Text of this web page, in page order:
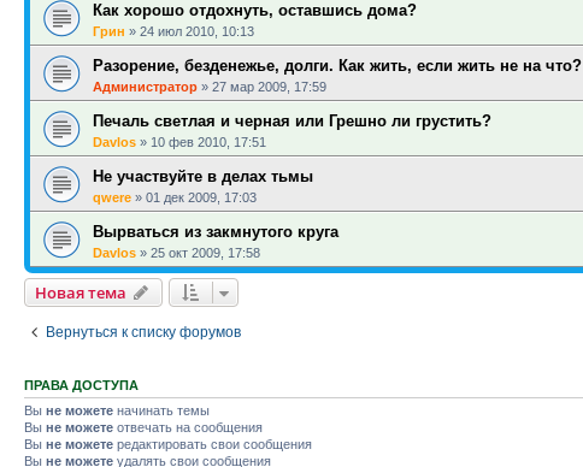
Как хорошо отдохнуть, оставшись дома?
Грин » 24 июл 2010, 10:13
Разорение, безденежье, долги. Как жить, если жить не на что?
Администратор » 27 мар 2009, 17:59
Печаль светлая и черная или Грешно ли грустить?
Davlos » 10 фев 2010, 17:51
Не участвуйте в делах тьмы
qwere » 01 дек 2009, 17:03
Вырваться из закмнутого круга
Davlos » 25 окт 2009, 17:58
Новая тема
Вернуться к списку форумов
ПРАВА ДОСТУПА
Вы не можете начинать темы
Вы не можете отвечать на сообщения
Вы не можете редактировать свои сообщения
Вы не можете удалять свои сообщения